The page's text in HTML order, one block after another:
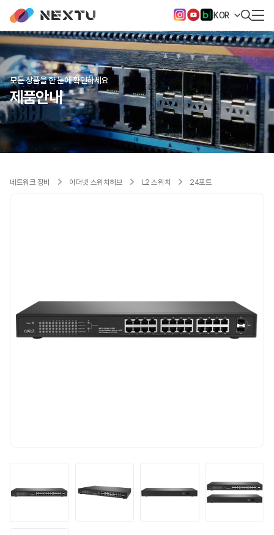
KOR
모든 상품을 한 눈에 확인하세요
제품안내
네트워크 장비 이더넷 스위치허브 L2 스위치 24포트